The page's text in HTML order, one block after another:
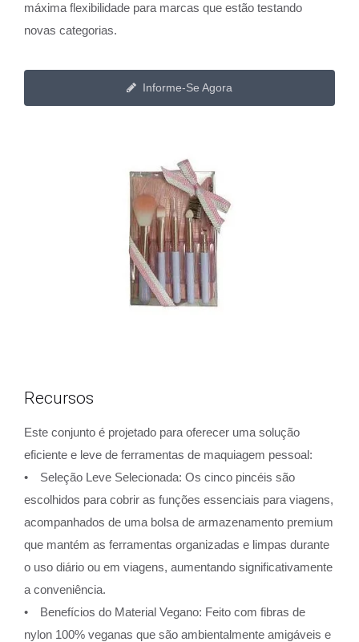
máxima flexibilidade para marcas que estão testando
novas categorias.
Informe-Se Agora
Recursos
Este conjunto é projetado para oferecer uma solução
eficiente e leve de ferramentas de maquiagem pessoal:
• Seleção Leve Selecionada: Os cinco pincéis são
escolhidos para cobrir as funções essenciais para viagens,
acompanhados de uma bolsa de armazenamento premium
que mantém as ferramentas organizadas e limpas durante
o uso diário ou em viagens, aumentando significativamente
a conveniência.
• Benefícios do Material Vegano: Feito com fibras de
nylon 100% veganas que são ambientalmente amigáveis e